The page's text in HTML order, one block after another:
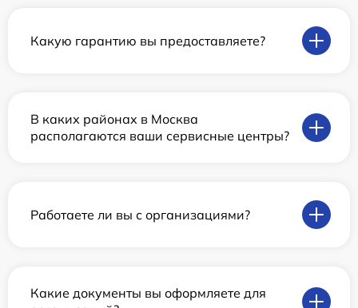
Какую гарантию вы предоставляете?
В каких районах в Москва
располагаются ваши сервисные центры?
Работаете ли вы с организациями?
Какие документы вы оформляете для